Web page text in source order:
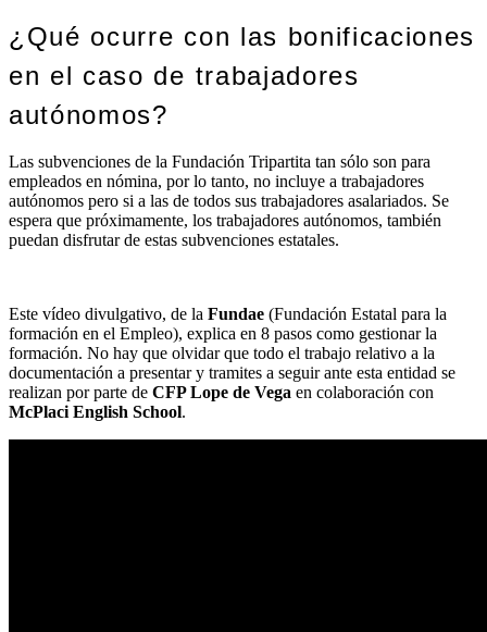
¿Qué ocurre con las bonificaciones
en el caso de trabajadores
autónomos?
Las subvenciones de la Fundación Tripartita tan sólo son para
empleados en nómina, por lo tanto, no incluye a trabajadores
autónomos pero si a las de todos sus trabajadores asalariados. Se
espera que próximamente, los trabajadores autónomos, también
puedan disfrutar de estas subvenciones estatales.
Este vídeo divulgativo, de la Fundae (Fundación Estatal para la
formación en el Empleo), explica en 8 pasos como gestionar la
formación. No hay que olvidar que todo el trabajo relativo a la
documentación a presentar y tramites a seguir ante esta entidad se
realizan por parte de CFP Lope de Vega en colaboración con
McPlaci English School.